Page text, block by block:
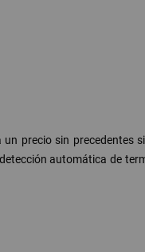
precio sin precedentes
automática de